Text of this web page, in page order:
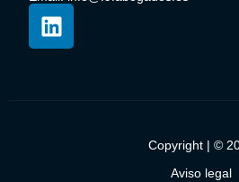
Copyright | ©
Aviso legal